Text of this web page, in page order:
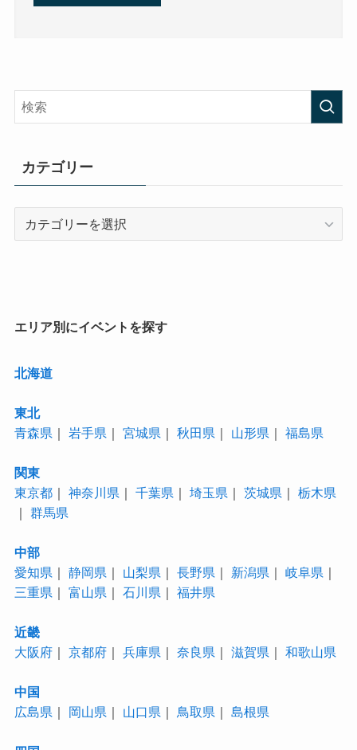
カテゴリー
エリア別にイベントを探す
北海道
東北
青森県 ｜ 岩手県 ｜ 宮城県 ｜ 秋田県 ｜ 山形県 ｜ 福島県
関東
東京都｜ 神奈川県 ｜ 千葉県 ｜ 埼玉県 ｜ 茨城県 ｜ 栃木県
｜ 群馬県
中部
愛知県 ｜ 静岡県 ｜ 山梨県 ｜ 長野県 ｜ 新潟県 ｜ 岐阜県 ｜
三重県 ｜ 富山県 ｜ 石川県 ｜ 福井県
近畿
大阪府｜ 京都府｜ 兵庫県 ｜ 奈良県 ｜ 滋賀県 ｜ 和歌山県
中国
広島県 ｜ 岡山県 ｜ 山口県 ｜ 鳥取県 ｜ 島根県